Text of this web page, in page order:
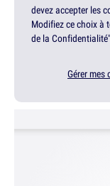
devez accepter les
Modifiez ce choix à
de la
Gérer mes